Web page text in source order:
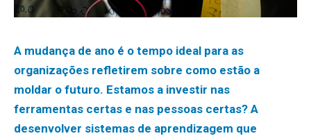
A mudança de ano é o tempo ideal para as
organizações refletirem sobre como estão a
moldar o futuro. Estamos a investir nas
ferramentas certas e nas pessoas certas? A
desenvolver sistemas de aprendizagem que